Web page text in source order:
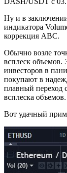
Ну и в
индикатора
коррекция АВС.
Обычно возле
всплеск объемов.
инвесторов в
покупают в
плавный переход
всплеска объемов.
Вот удачный